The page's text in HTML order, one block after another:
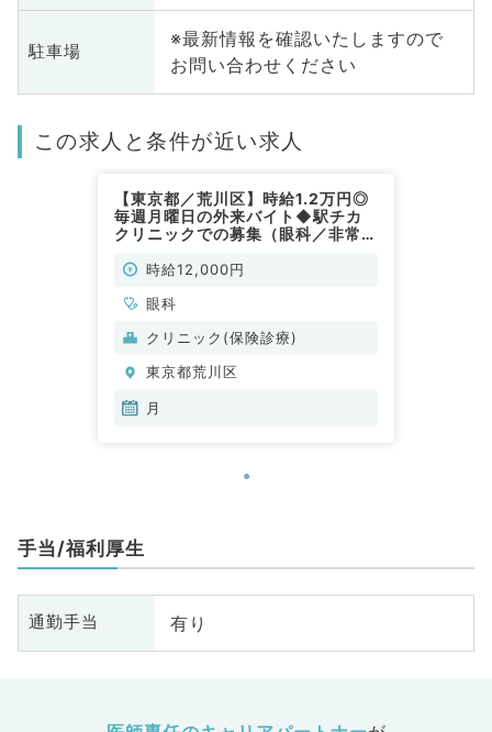
駐車場
※最新情報を確認いたしますので
お問い合わせください
この求人と条件が近い求人
【東京都／荒川区】時給1.2万円◎
毎週月曜日の外来バイト◆駅チカ
クリニックでの募集（眼科／非常
時給12,000円
眼科
クリニック(保険診療)
東京都荒川区
月
手当/福利厚生
通勤手当 有り